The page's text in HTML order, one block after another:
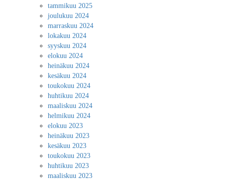
tammikuu 2025
joulukuu 2024
marraskuu 2024
lokakuu 2024
syyskuu 2024
elokuu 2024
heinäkuu 2024
kesäkuu 2024
toukokuu 2024
huhtikuu 2024
maaliskuu 2024
helmikuu 2024
elokuu 2023
heinäkuu 2023
kesäkuu 2023
toukokuu 2023
huhtikuu 2023
maaliskuu 2023